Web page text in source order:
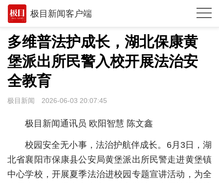
极目新闻客户端
推荐
观点
时政
湖北
环球
专题
多维普法护成长，湖北保康黄
堡派出所民警入校开展法治安
全教育
极目新闻 2026-06-03 20:07:45
极目新闻通讯员 欧阳智慧 陈文鑫
校园安全无小事，法治护航伴成长。6月3日，湖
北省襄阳市保康县公安局黄堡派出所民警走进黄堡镇
中心学校，开展夏季法治进校园专题宣讲活动，为全